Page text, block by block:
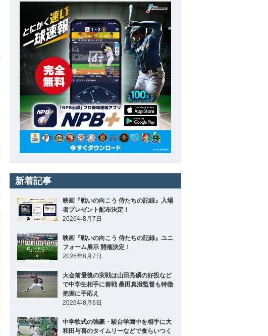
新着記事
映画『戦いの向こう 侍たちの記録』入場
者プレゼント配布決定！
2026年8月7日
映画『戦いの向こう 侍たちの記録』ユニ
フォーム展示 開催決定！
2026年8月7日
大会前最後の実戦は山田亮碩の好投など
で中学生相手に善戦 桑田真澄監督も特徴
把握に手応え
2026年8月6日
中学軟式の強豪・駿台学園中を相手に大
和田与喜のタイムリーなどで食らいつく